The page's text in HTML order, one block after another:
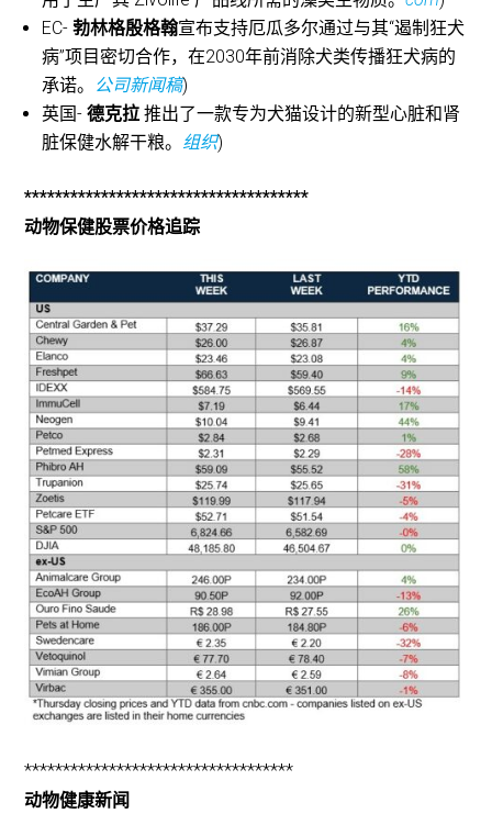
EC-勃林格殷格翰宣布支持厄瓜多尔通过与其“遏制狂犬
病”项目密切合作，在2030年前消除犬类传播狂犬病的
承诺。 公司新闻稿)
英国-德克拉推出了一款专为犬猫设计的新型心脏和肾
脏保健水解干粮。 组织)
*************************************
动物保健股票价格追踪
***********************************
动物健康新闻